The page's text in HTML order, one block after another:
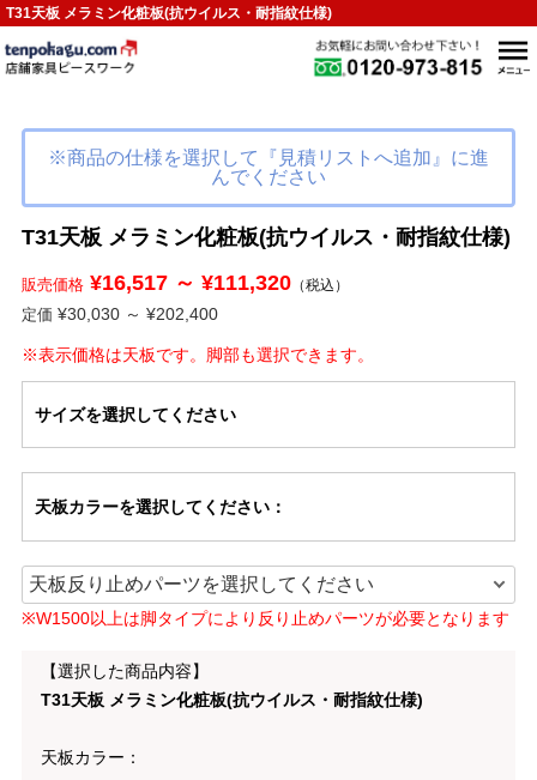
T31天板 メラミン化粧板(抗ウイルス・耐指紋仕様)
※商品の仕様を選択して『見積リストへ追加』に進
んでください
T31天板 メラミン化粧板(抗ウイルス・耐指紋仕様)
販売価格¥16,517 ～ ¥111,320（税込）
定価 ¥30,030 ～ ¥202,400
※表示価格は天板です。脚部も選択できます。
サイズを選択してください
天板カラーを選択してください：
※W1500以上は脚タイプにより反り止めパーツが必要となります
【選択した商品内容】
T31天板 メラミン化粧板(抗ウイルス・耐指紋仕様)
天板カラー：